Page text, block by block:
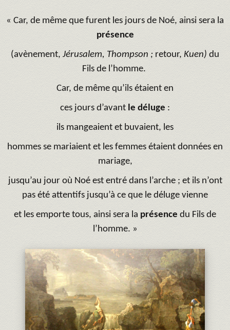
« Car, de même que furent les jours de Noé, ainsi sera la
présence
(avènement, Jérusalem, Thompson ; retour, Kuen) du
Fils de l’homme.
Car, de même qu’ils étaient en
ces jours d’avant le déluge :
ils mangeaient et buvaient, les
hommes se mariaient et les femmes étaient données en
mariage,
jusqu’au jour où Noé est entré dans l’arche ; et ils n’ont
pas été attentifs jusqu’à ce que le déluge vienne
et les emporte tous, ainsi sera la présence du Fils de
l’homme. »